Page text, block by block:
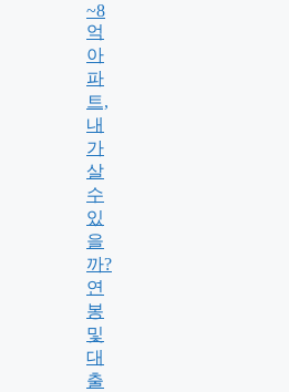
~8
억
아
파
트,
내
가
살
수
있
을
까?
연
봉
및
대
출